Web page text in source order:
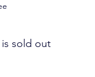
sold out